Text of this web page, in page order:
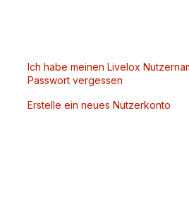
Ich habe meinen Livelox
Passwort vergessen
Erstelle ein neues Nutzerkonto